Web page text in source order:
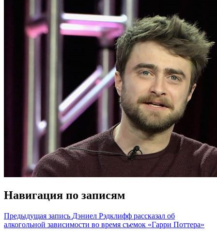
Навигация по записям
Предыдущая запись Дэниел Рэдклифф рассказал об
алкогольной зависимости во время съемок «Гарри Поттера»